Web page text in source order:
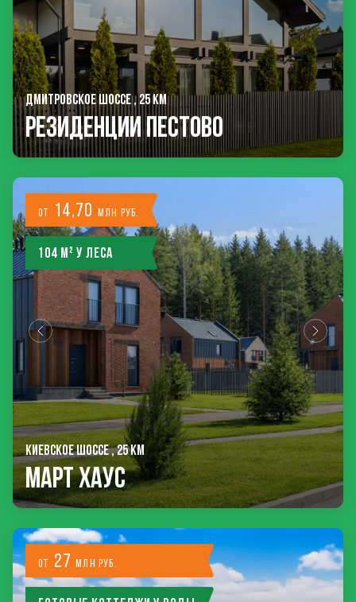
ДМИТРОВСКОЕ ШОССЕ , 25 КМ
РЕЗИДЕНЦИИ ПЕСТОВО
от 14,70 млн руб.
104 м² у леса
КИЕВСКОЕ ШОССЕ , 25 КМ
Март Хаус
от 27млн руб.